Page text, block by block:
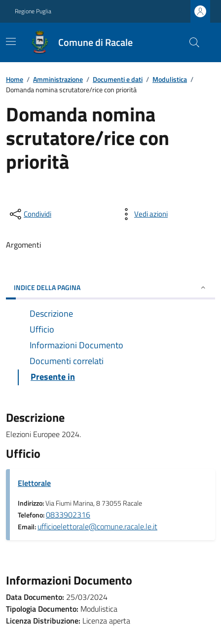
Regione Puglia
Comune di Racale
Home / Amministrazione / Documenti e dati / Modulistica /
Domanda nomina scrutatore/rice con priorità
Domanda nomina
scrutatore/rice con
priorità
Condividi Vedi azioni
Argomenti
INDICE DELLA PAGINA
Descrizione
Ufficio
Informazioni Documento
Documenti correlati
Presente in
Descrizione
Elezioni Europee 2024.
Ufficio
Elettorale
Indirizzo:Via Fiumi Marina, 8 73055 Racale
Telefono:0833902316
Email:ufficioelettorale@comune.racale.le.it
Informazioni Documento
Data Documento: 25/03/2024
Tipologia Documento: Modulistica
Licenza Distribuzione: Licenza aperta